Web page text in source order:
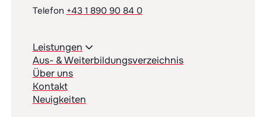
Telefon +43 1 890 90 84 0
Leistungen
Aus- & Weiterbildungsverzeichnis
Über uns
Kontakt
Neuigkeiten